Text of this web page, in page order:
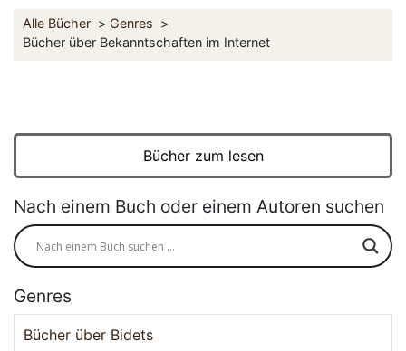
Alle Bücher
Genres
Bücher über Bekanntschaften im Internet
Bücher zum lesen
Nach einem Buch oder einem Autoren suchen
Genres
Bücher über Bidets